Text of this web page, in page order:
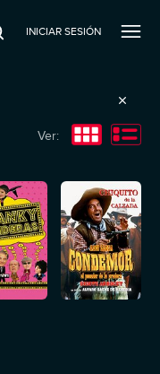
INICIAR SESIÓN
Ver: